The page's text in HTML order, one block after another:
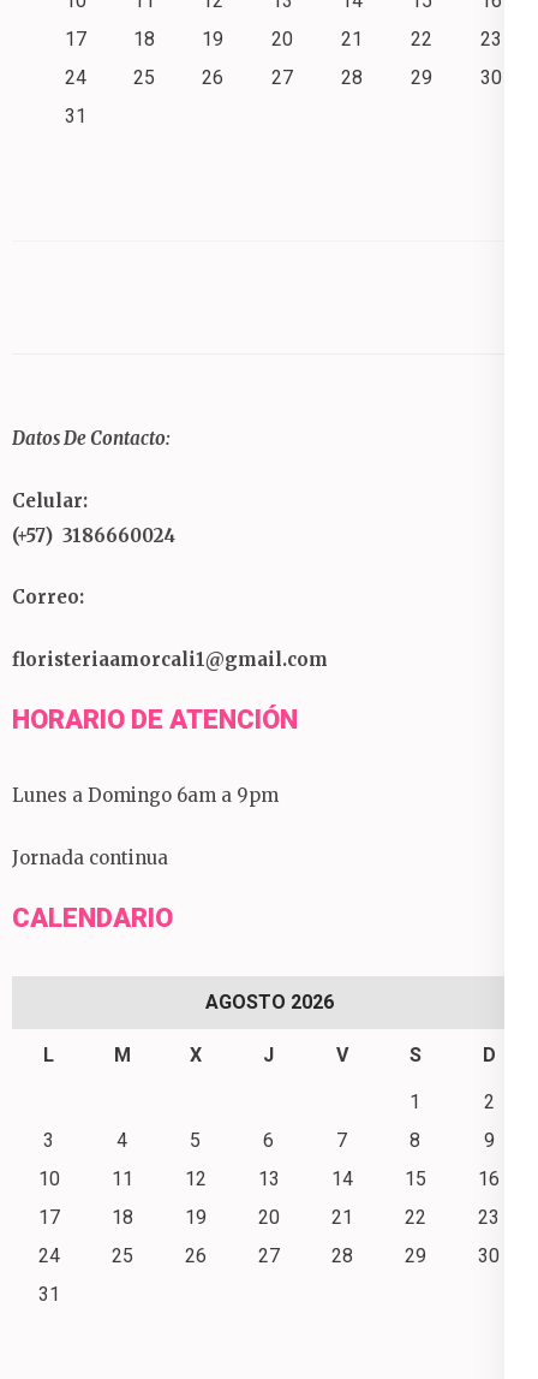
17
18 19 20 21 22
23
24
25 26 27 28 29
30
31
Datos De Contacto:
Celular:
(+57) 3186660024
Correo:
floristeriaamorcali1@gmail.com
HORARIO DE ATENCIÓN
Lunes a Domingo 6am a 9pm
Jornada continua
CALENDARIO
AGOSTO 2026
L M X J V S D
1
2
3
4 5 6 7 8
9
10
11 12 13 14 15
16
17
18 19 20 21 22
23
24
25 26 27 28 29
30
31